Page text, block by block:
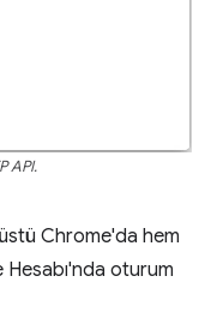
API.
Chrome'da hem
oturum